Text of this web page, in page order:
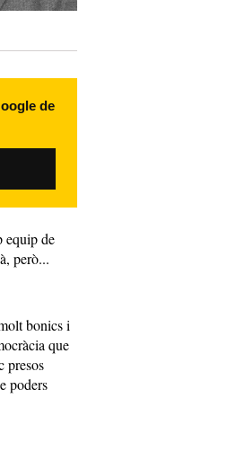
de
equip de
però...
bonics i
que
presos
poders